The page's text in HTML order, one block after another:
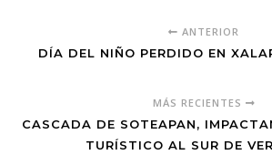
ANTERIOR
DÍA DEL NIÑO PERDIDO EN
MÁS RECIENTES
CASCADA DE SOTEAPAN,
TURÍSTICO AL SUR DE